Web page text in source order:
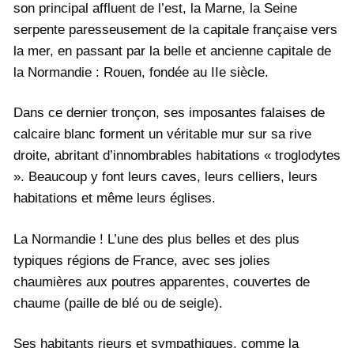
son principal affluent de l’est, la Marne, la Seine
serpente paresseusement de la capitale française vers
la mer, en passant par la belle et ancienne capitale de
la Normandie : Rouen, fondée au IIe siècle.
Dans ce dernier tronçon, ses imposantes falaises de
calcaire blanc forment un véritable mur sur sa rive
droite, abritant d’innombrables habitations « troglodytes
». Beaucoup y font leurs caves, leurs celliers, leurs
habitations et même leurs églises.
La Normandie ! L’une des plus belles et des plus
typiques régions de France, avec ses jolies
chaumières aux poutres apparentes, couvertes de
chaume (paille de blé ou de seigle).
Ses habitants rieurs et sympathiques, comme la